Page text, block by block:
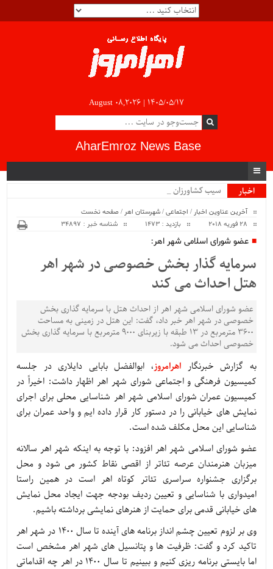
August 08,2026 | ۱۴۰۵/۰۵/۱۷
AharEmroz News Base
اخبار
سیب کشاورزان آذرب_
آخرین عناوین اخبار / اجتماعی/شهرستان اهر /صفحه نخست
بازدید : 1473 شناسه خبر : 34897
عضو شورای اسلامی شهر اهر:
سرمایه گذار بخش خصوصی در شهر اهر
هتل احداث می کند
عضو شورای اسلامی شهر اهر از احداث هتل با سرمایه گذاری بخش
خصوصی در شهر اهر خبر داد، گفت: این هتل در زمینی به مساحت
3600 مترمربع در 13 طبقه با زیربنای 9000 مترمربع با سرمایه گذاری بخش
خصوصی احداث می شود.
به گزارش خبرنگار اهرامروز، ابوالفضل بابایی دایلاری در جلسه
کمیسیون فرهنگی و اجتماعی شورای شهر اهر اظهار داشت: اخیراً در
کمیسیون عمران شورای اسلامی شهر اهر شناسایی محلی برای اجرای
نمایش های خیابانی را در دستور کار قرار داده ایم و واحد عمران برای
شناسایی این محل مکلف شده است.
عضو شورای اسلامی شهر اهر افزود: با توجه به اینکه شهر اهر سالانه
میزبان هنرمندان عرصه تئاتر از اقصی نقاط کشور می شود و محل
برگزاری جشنواره سراسری تئاتر کوتاه اهر است در همین راستا
امیدواری با شناسایی و تعیین ردیف بودجه جهت ایجاد محل نمایش
های خیابانی قدمی برای حمایت از هنرهای نمایشی برداشته باشیم.
وی بر لزوم تعیین چشم انداز برنامه های آینده تا سال 1400 در شهر اهر
تاکید کرد و گفت: ظرفیت ها و پتانسیل های شهر اهر مشخص است
اما بایستی برنامه ریزی کنیم و ببینیم تا سال 1400 در اهر چه اقداماتی